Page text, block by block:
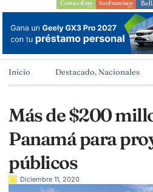
Inicio Destacado,Nacionales
Más de $200
Panamá para
públicos
Diciembre 11, 2020